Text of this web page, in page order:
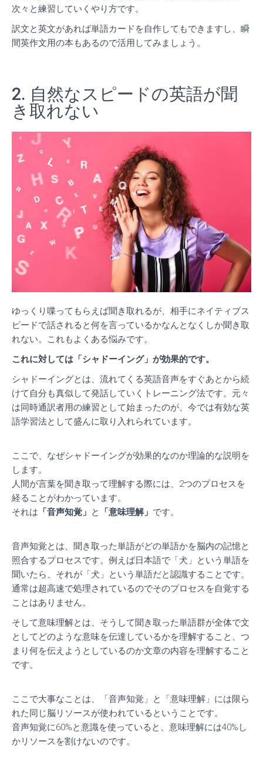
次々と練習していくやり方です。
訳文と英文があれば単語カードを自作してもできますし、瞬
間英作文用の本もあるので活用してみましょう。
2. 自然なスピードの英語が聞
き取れない
ゆっくり喋ってもらえば聞き取れるが、相手にネイティブス
ピードで話されると何を言っているかなんとなくしか聞き取
れない。これもよくある悩みです。
これに対しては「シャドーイング」が効果的です。
シャドーイングとは、流れてくる英語音声をすぐあとから続
けて自分も真似して発話していくトレーニング法です。元々
は同時通訳者用の練習として始まったのが、今では有効な英
語学習法として盛んに取り入れられています。
ここで、なぜシャドーイングが効果的なのか理論的な説明を
します。
人間が言葉を聞き取って理解する際には、2つのプロセスを
経ることがわかっています。
それは 「音声知覚」 と 「意味理解」 です。
音声知覚とは、聞き取った単語がどの単語かを脳内の記憶と
照合するプロセスです。例えば日本語で「犬」という単語を
聞いたら、それが「犬」という単語だと認識することです。
通常は超高速で処理されているのでそのプロセスを自覚する
ことはありません。
そして意味理解とは、そうして聞き取った単語群が全体で文
としてどのような意味を伝達しているかを理解すること、つ
まり何を伝えようとしているのか文章の内容を理解すること
です。
ここで大事なことは、「音声知覚」と「意味理解」には限ら
れた同じ脳リソースが使われているということです。
音声知覚に60%と意識を使っていると、意味理解には40%し
かリソースを割けないのです。